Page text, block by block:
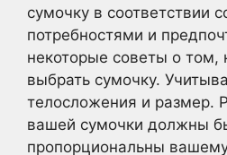
сумочку в соответствии
потребностями и
некоторые советы о том,
выбрать сумочку.
телосложения и размер.
вашей сумочки должны
пропорциональны